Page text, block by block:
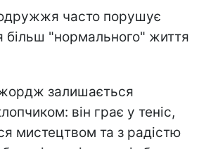
часто порушує
більш "нормального" життя
залишається
він грає у теніс,
мистецтвом та з радістю